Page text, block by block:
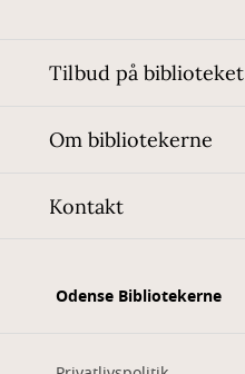
Tilbud på biblioteket
Om bibliotekerne
Kontakt
Odense Bibliotekerne